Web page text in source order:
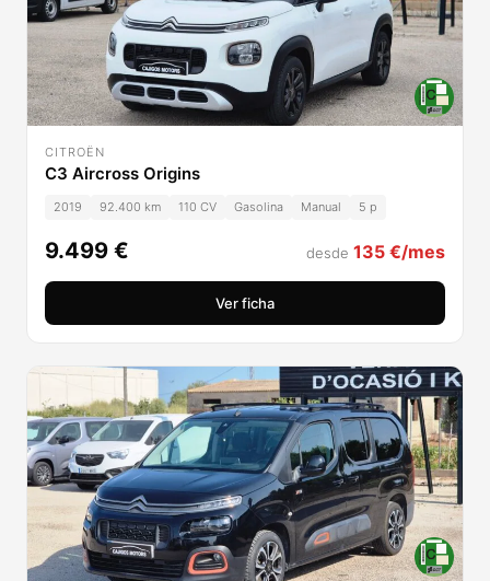
CITROËN
C3 Aircross Origins
2019 92.400 km 110 CV Gasolina Manual 5 p
9.499 € desde 135 €/mes
Ver ficha